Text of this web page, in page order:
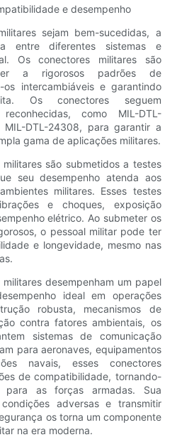
e desempenho
sejam bem-sucedidas, a
entre diferentes sistemas e
Os conectores militares são
a rigorosos padrões de
os intercambiáveis ​​e garantindo
Os conectores seguem
como MIL-DTL-
DTL-24308, para garantir a
gama de aplicações militares.
são submetidos a testes
seu desempenho atenda aos
militares. Esses testes
e choques, exposição
elétrico. Ao submeter os
o pessoal militar pode ter
e longevidade, mesmo nas
desempenham um papel
ideal em operações
robusta, mecanismos de
contra fatores ambientais, os
sistemas de comunicação
para aeronaves, equipamentos
navais, esses conectores
de compatibilidade, tornando-
​​para as forças armadas. Sua
adversas e transmitir
os torna um componente
na era moderna.